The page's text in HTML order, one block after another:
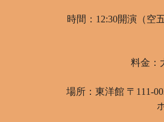
時間：12:30開演（空
料金：
場所：東洋館 〒111-